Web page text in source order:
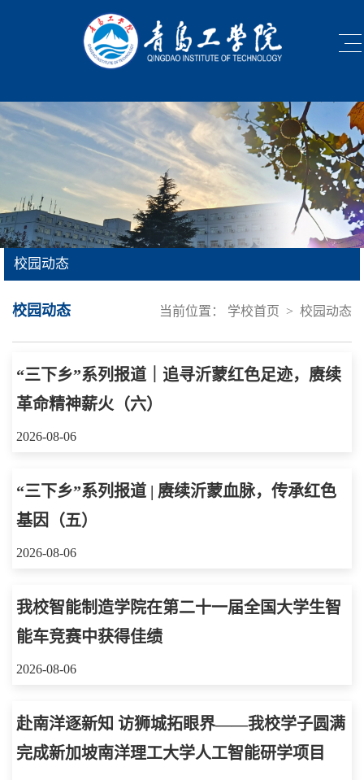
校园动态
当前位置： 学校首页 > 校园动态
校园动态
“三下乡”系列报道｜追寻沂蒙红色足迹，赓续
革命精神薪火（六）
2026-08-06
“三下乡”系列报道 | 赓续沂蒙血脉，传承红色
基因（五）
2026-08-06
我校智能制造学院在第二十一届全国大学生智
能车竞赛中获得佳绩
2026-08-06
赴南洋逐新知 访狮城拓眼界——我校学子圆满
完成新加坡南洋理工大学人工智能研学项目